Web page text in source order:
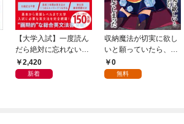
【大学入試】一度読ん
だら絶対に忘れない英
文法の教科書【完全
版】
2,420
新着
収納魔法が切実に欲し
いと願っていたら、転
生してしまった【分冊
版】（コミック） １
0
無料